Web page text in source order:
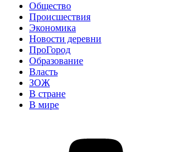
Общество
Происшествия
Экономика
Новости деревни
ПроГород
Образование
Власть
ЗОЖ
В стране
В мире